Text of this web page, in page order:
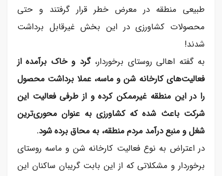
طبیعی منطقه در معرض خطر قرار گرفتند و حتی
محصولات کشاورزی در این بخش غیرقابل برداشت
شدند!
به گفته اهالی روستای برخوردار،گرد و خاک برآمده از
فعالیت‌های کارخانه شن و ماسه، عملا برداشت محصول
را در این منطقه غیرممکن کرده و از طرفی فعالیت این
شرکت باعث شده که کشاورزی به عنوان محوری‌ترین
شغل و منبع درآمد مردم منطقه، به محاق برده شود.
در اعتراض به نوع فعالیت کارخانه شن و ماسه روستای
برخوردار و مشکلاتی که از این بابت گریبان ساکنان این